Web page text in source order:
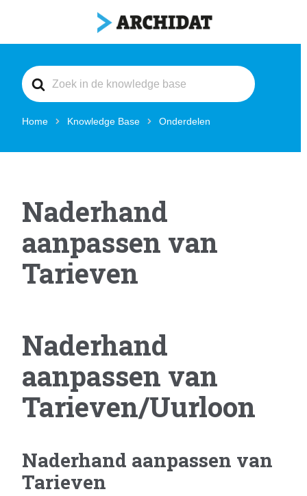
Search
For
Home Knowledge Base Onderdelen
Naderhand
aanpassen van
Tarieven
Naderhand
aanpassen van
Tarieven/Uurloon
Naderhand aanpassen van
Tarieven